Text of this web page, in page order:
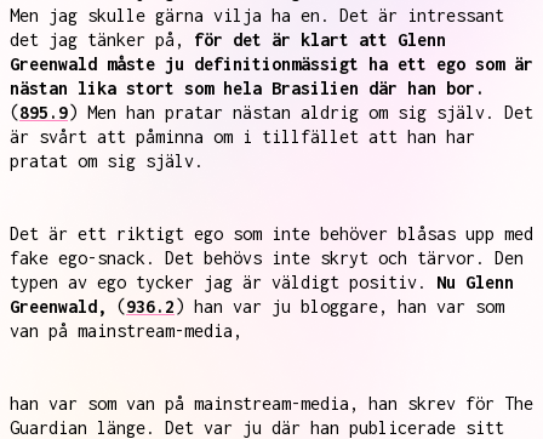
Men jag skulle gärna vilja ha en. Det är intressant
det jag tänker på, för det är klart att Glenn
Greenwald måste ju definitionmässigt ha ett ego som är
nästan lika stort som hela Brasilien där han bor.
(895.9) Men han pratar nästan aldrig om sig själv. Det
är svårt att påminna om i tillfället att han har
pratat om sig själv.
Det är ett riktigt ego som inte behöver blåsas upp med
fake ego-snack. Det behövs inte skryt och tärvor. Den
typen av ego tycker jag är väldigt positiv. Nu Glenn
Greenwald,
(936.2) han var ju bloggare, han var som
van på mainstream-media,
han var som van på mainstream-media, han skrev för The
Guardian länge. Det var ju där han publicerade sitt